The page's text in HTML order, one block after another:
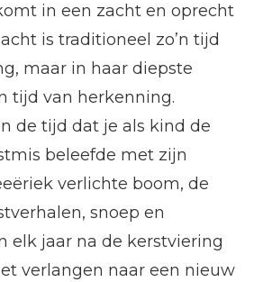
in een zacht en oprecht
is traditioneel zo’n tijd
maar in haar diepste
tijd van herkenning.
de tijd dat je als kind de
beleefde met zijn
verlichte boom, de
snoep en
elk jaar na de kerstviering
verlangen naar een nieuw